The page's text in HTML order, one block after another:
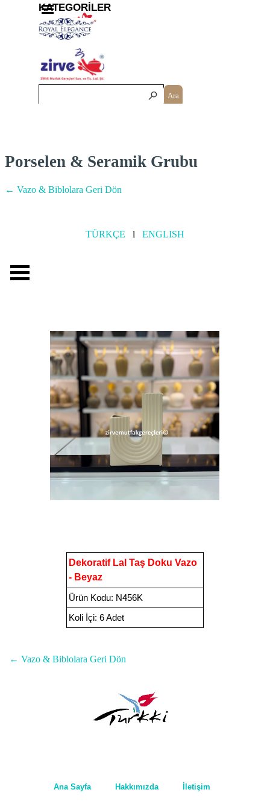
Menüyü atla
Ara
KATEGORİLER
Porselen & Seramik Grubu
← Vazo & Biblolara Geri Dön
TÜRKÇE l ENGLISH
Dekoratif Lal Taş Doku Vazo
- Beyaz
Ürün Kodu: N456K
Koli İçi: 6 Adet
← Vazo & Biblolara Geri Dön
Ana Sayfa Hakkımızda İletişim